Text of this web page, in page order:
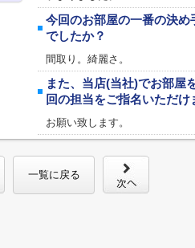
今回のお部屋の一番の決め
でしたか？
間取り。綺麗さ。
また、当店(当社)でお部屋
回の担当をご指名いただけ
お願い致します。
一覧に戻る